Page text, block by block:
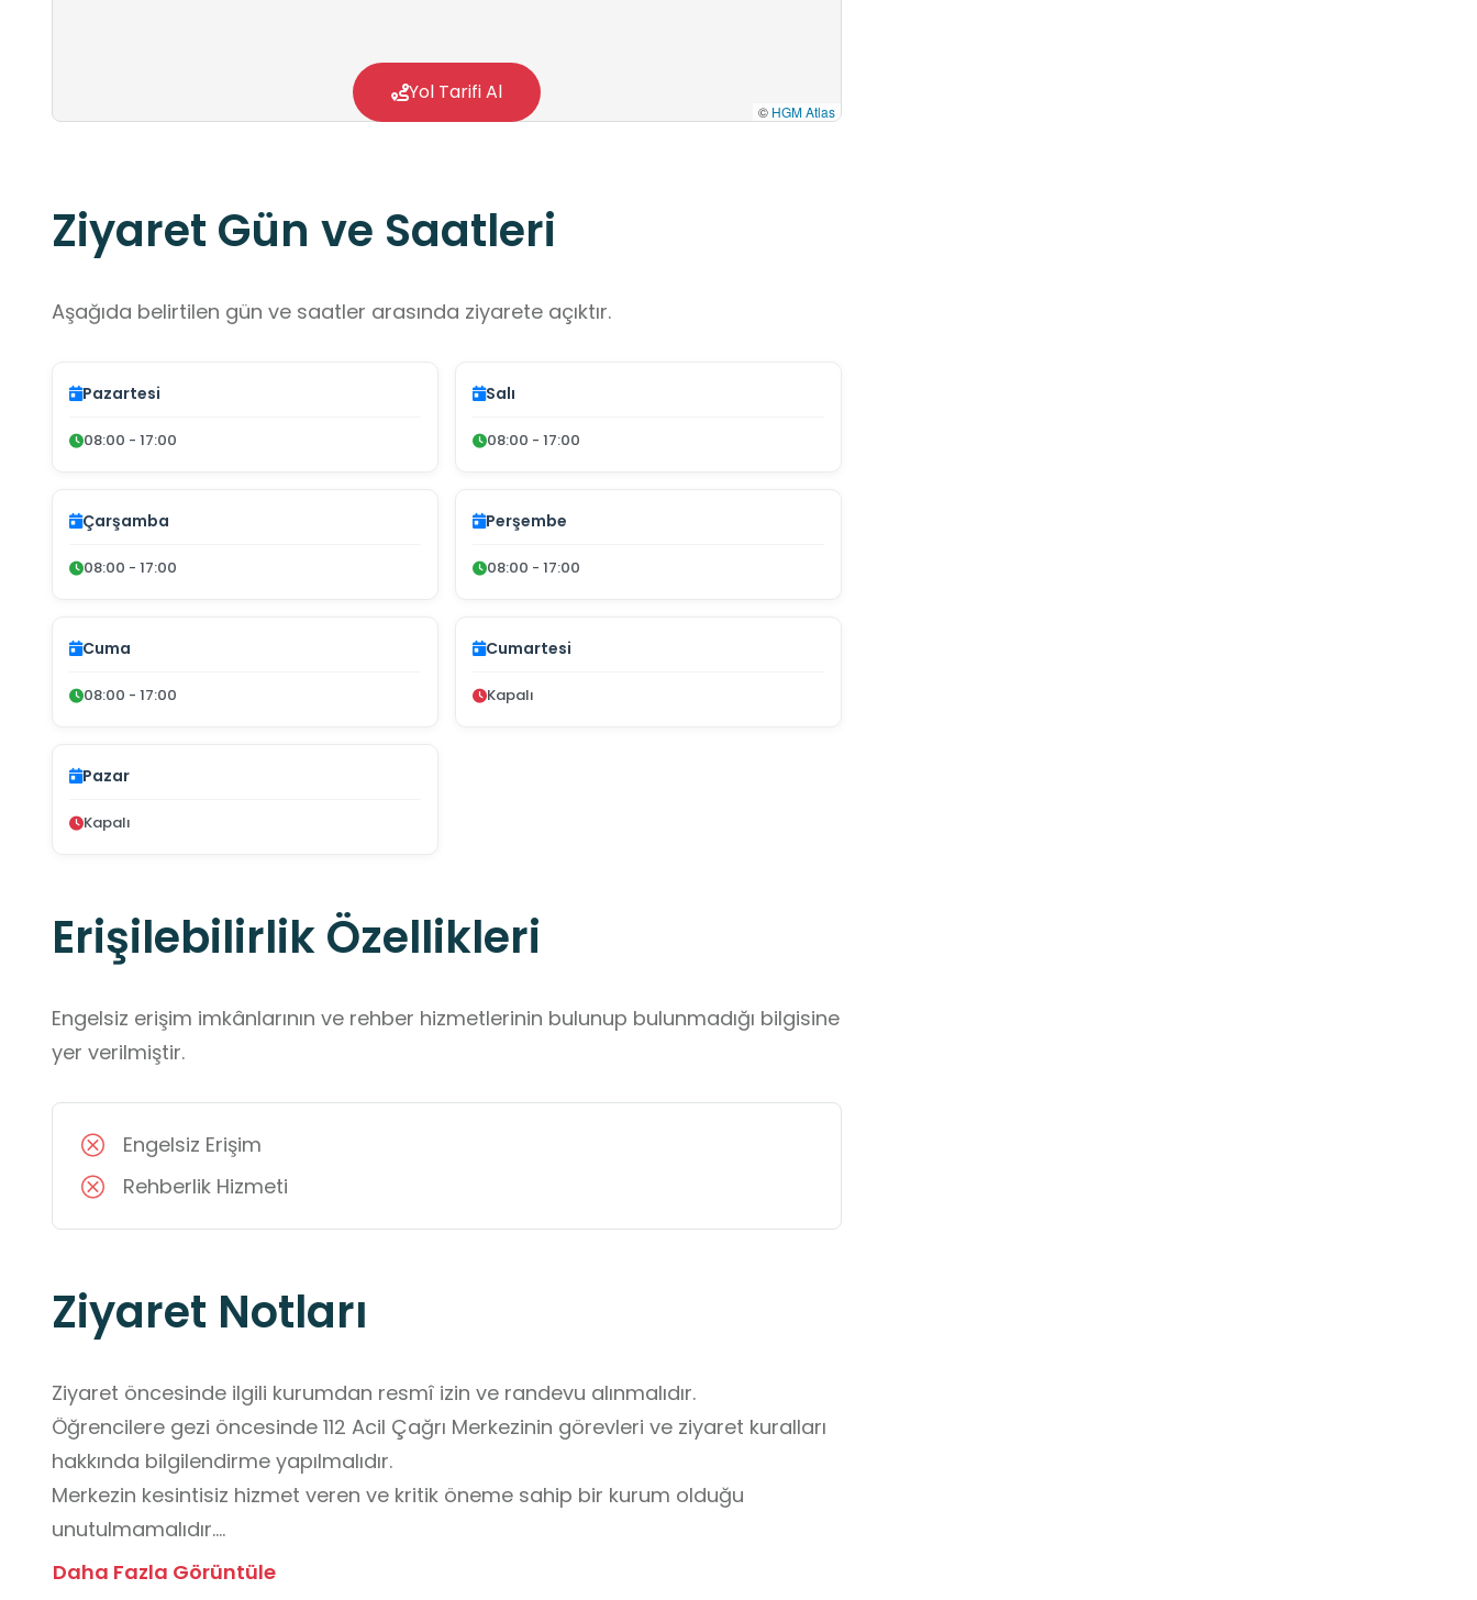
© HGM Atlas
Yol Tarifi Al
Ziyaret Gün ve Saatleri
Aşağıda belirtilen gün ve saatler arasında ziyarete açıktır.
Pazartesi
08:00 - 17:00
Salı
08:00 - 17:00
Çarşamba
08:00 - 17:00
Perşembe
08:00 - 17:00
Cuma
08:00 - 17:00
Cumartesi
Kapalı
Pazar
Kapalı
Erişilebilirlik Özellikleri
Engelsiz erişim imkânlarının ve rehber hizmetlerinin bulunup bulunmadığı bilgisine
yer verilmiştir.
Engelsiz Erişim
Rehberlik Hizmeti
Ziyaret Notları
Ziyaret öncesinde ilgili kurumdan resmî izin ve randevu alınmalıdır.
Öğrencilere gezi öncesinde 112 Acil Çağrı Merkezinin görevleri ve ziyaret kuralları
hakkında bilgilendirme yapılmalıdır.
Merkezin kesintisiz hizmet veren ve kritik öneme sahip bir kurum olduğu
unutulmamalıdır.
Kurum personelinin yönlendirme ve uyarılarına eksiksiz uyulmalıdır.
Daha Fazla Görüntüle